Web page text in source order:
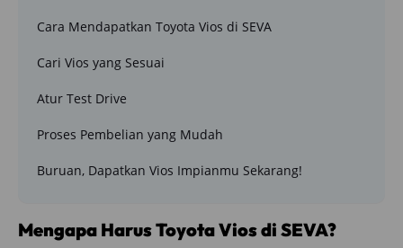
Cara Mendapatkan Toyota Vios di SEVA
Cari Vios yang Sesuai
Atur Test Drive
Proses Pembelian yang Mudah
Buruan, Dapatkan Vios Impianmu Sekarang!
Mengapa Harus Toyota Vios di SEVA?